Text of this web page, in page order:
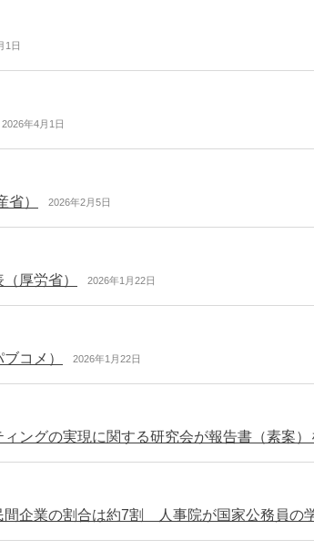
1日
2026年4月1日
） 2026年2月5日
厚労省） 2026年1月22日
コメ） 2026年1月22日
ングの実現に関する研究会が報告書（素案）